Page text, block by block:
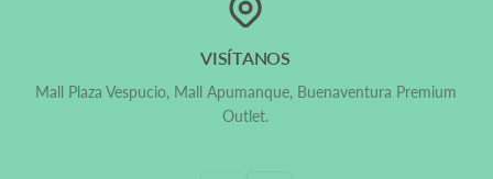
VISÍTANOS
Mall Plaza Vespucio, Mall Apumanque, Buenaventura Premium
Outlet.